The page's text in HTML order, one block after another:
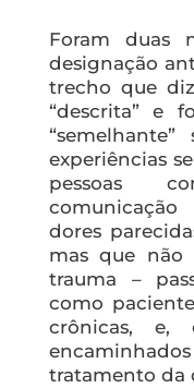
Foram duas
designação
trecho que
“descrita” e
experiências
pessoas
dores
mas que não
trauma –
como
crônicas, e,
tratamento da